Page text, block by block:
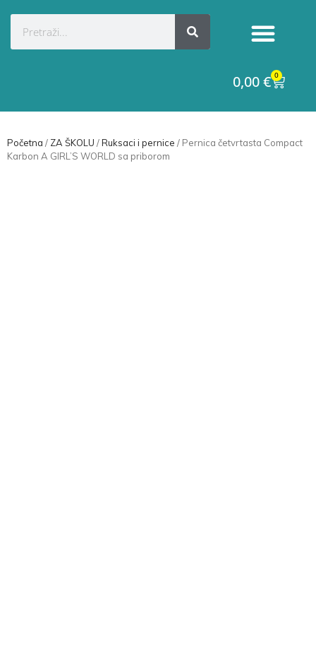
0,00€ 0
Početna / ZA ŠKOLU /Ruksaci i pernice / Pernica četvrtasta Compact
Karbon A GIRL’S WORLD sa priborom